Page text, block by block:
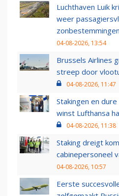
Luchthaven Luik
weer
zonbestemmingen
04-08-2026, 13:54
Brussels Airlines
streep door
04-08-2026, 11:47
Stakingen en
winst Lufthansa
04-08-2026, 11:38
Staking dreigt
cabinepersoneel
04-08-2026, 10:57
Eerste